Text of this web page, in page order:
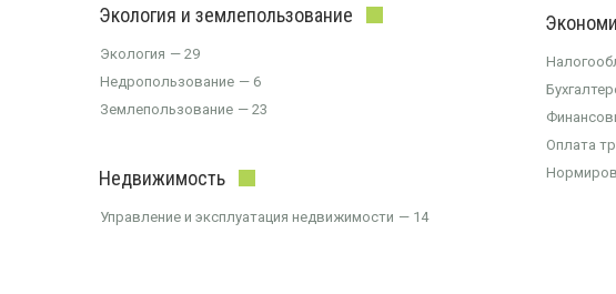
Экология и землепользование
Экология
29
Недропользование
6
Землепользование
23
Недвижимость
Управление и эксплуатация недвижимости 14
Оплата